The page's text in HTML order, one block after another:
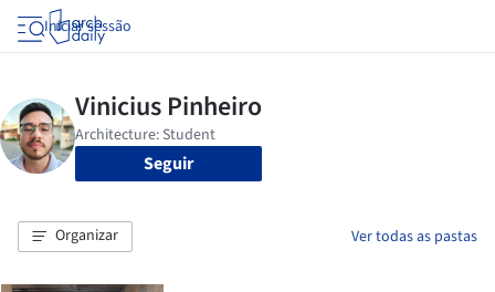
Iniciar sessão
Seguir
Organizar Ver todas as pastas